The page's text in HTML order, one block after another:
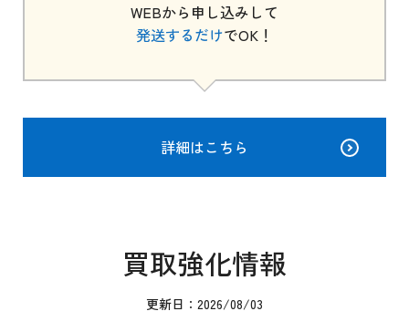
WEBから申し込みして
発送するだけでOK！
詳細はこちら
買取強化情報
更新日：2026/08/03